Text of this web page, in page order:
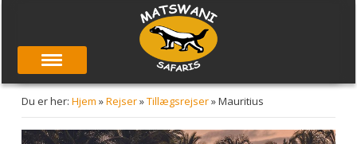
Du er her: Hjem »Rejser»Tillægsrejser»Mauritius